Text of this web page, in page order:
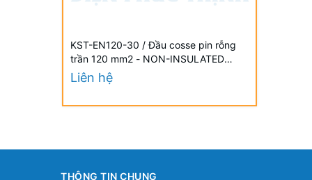
KST-EN120-30 / Đầu cosse pin rỗng
trần 120 mm2 - NON-INSULATED
CORD END TERMINALS - Bịch 10 cái
Liên hệ
THÔNG TIN CHUNG